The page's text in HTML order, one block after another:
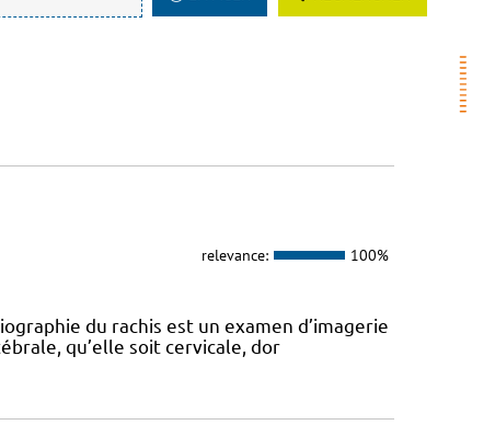
relevance: 100%
du rachis est un examen d’imagerie
qu’elle soit cervicale, dor